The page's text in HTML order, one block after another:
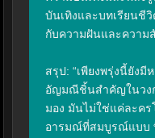
บันเทิงและบทเรียนชี
กับความฝันและความ
สรุป: “เพียงพรุ่งนี้ยังมี
อัญมณีชิ้นสำคัญในวง
มอง มันไม่ใช่แค่ละค
อารมณ์ที่สมบูรณ์แบบ